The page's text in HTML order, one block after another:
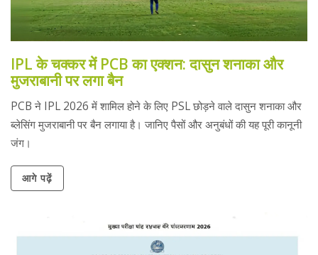
IPL के चक्कर में PCB का एक्शन: दासुन शनाका और
मुजराबानी पर लगा बैन
PCB ने IPL 2026 में शामिल होने के लिए PSL छोड़ने वाले दासुन शनाका और
ब्लेसिंग मुजराबानी पर बैन लगाया है। जानिए पैसों और अनुबंधों की यह पूरी कानूनी
जंग।
आगे पढ़ें